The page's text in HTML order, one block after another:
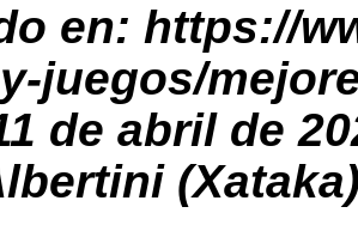
en: https://
juegos/
de abril de